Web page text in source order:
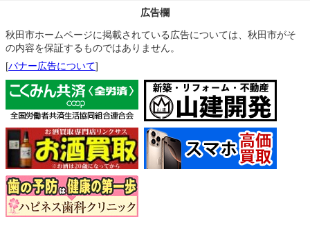
広告欄
秋田市ホームページに掲載されている広告については、秋田市がそ
の内容を保証するものではありません。
[バナー広告について]